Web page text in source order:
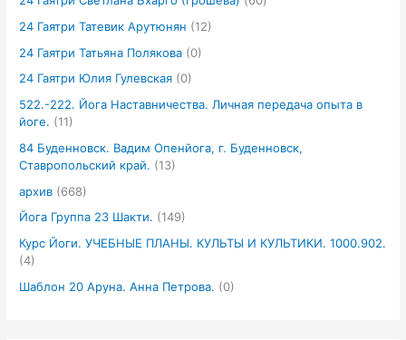
24 Гаятри Татевик Арутюнян (12)
24 Гаятри Татьяна Полякова (0)
24 Гаятри Юлия Гулевская (0)
522.-222. Йога Наставничества. Личная передача опыта в
йоге. (11)
84 Буденновск. Вадим Опенйога, г. Буденновск,
Ставропольский край. (13)
архив (668)
Йога Группа 23 Шакти. (149)
Курс Йоги. УЧЕБНЫЕ ПЛАНЫ. КУЛЬТЫ И КУЛЬТИКИ. 1000.902.
(4)
Шаблон 20 Аруна. Анна Петрова. (0)